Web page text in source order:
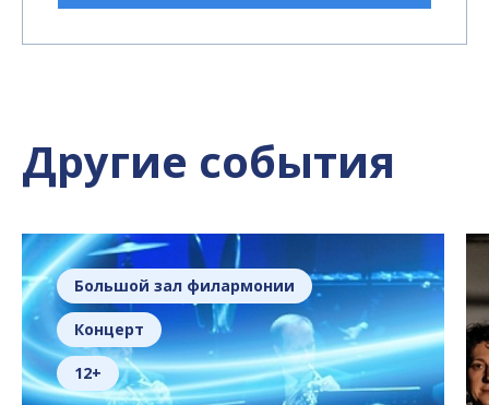
Другие события
Большой зал филармонии
Концерт
12+